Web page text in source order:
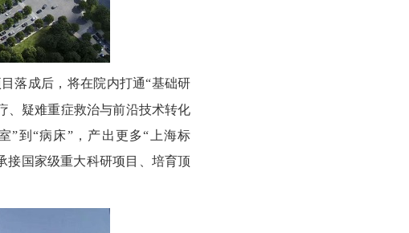
落成后，将在院内打通“基础研
疑难重症救治与前沿技术转化
”到“病床”，产出更多“上海标
接国家级重大科研项目、培育顶